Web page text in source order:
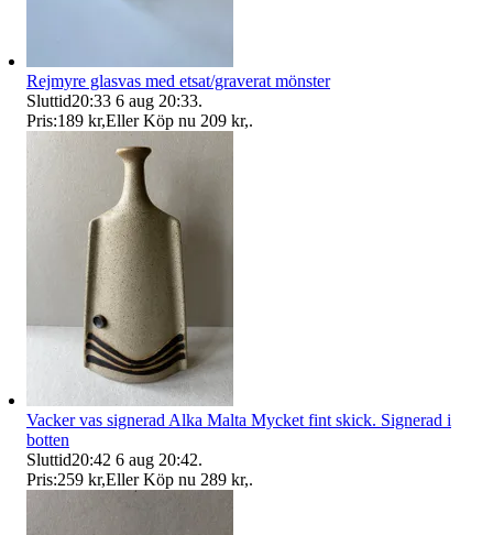
Rejmyre glasvas med etsat/graverat mönster
Sluttid20:33 6 aug 20:33.
Pris:189 kr,Eller Köp nu 209 kr,.
Vacker vas signerad Alka Malta Mycket fint skick. Signerad i
botten
Sluttid20:42 6 aug 20:42.
Pris:259 kr,Eller Köp nu 289 kr,.